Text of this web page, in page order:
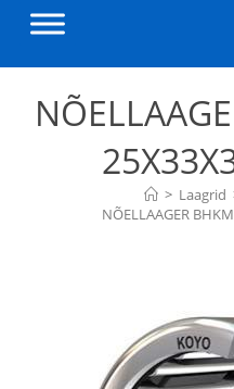
> Laagrid
NÕELLAAGER